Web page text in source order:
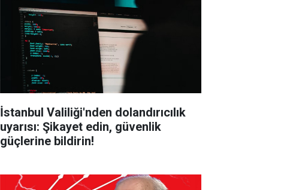
İstanbul Valiliği'nden dolandırıcılık
uyarısı: Şikayet edin, güvenlik
güçlerine bildirin!